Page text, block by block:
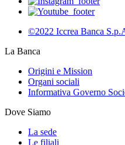
©2022 Iccrea Banca
La Banca
Origini e Mission
Organi sociali
Informativa Governo
Dove Siamo
La sede
Le filiali